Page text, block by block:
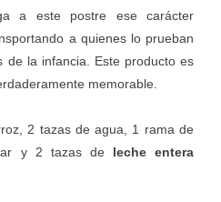
a este postre ese carácter
a quienes lo prueban
de la infancia. Este producto es
memorable.
2 tazas de agua, 1 rama de
y 2 tazas de leche entera